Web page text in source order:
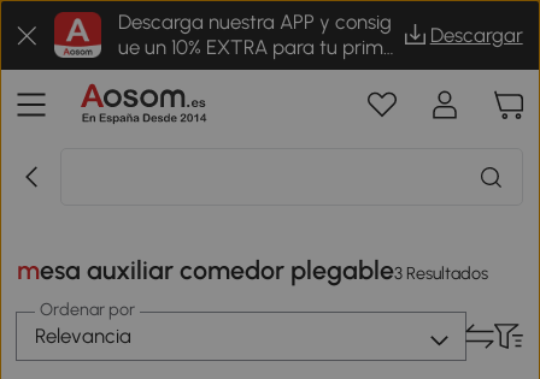
Descarga nuestra APP y consig
ue un 10% EXTRA para tu prime
r pedido
Descargar
mesa auxiliar comedor plegable3 Resultados
Ordenar por
Relevancia